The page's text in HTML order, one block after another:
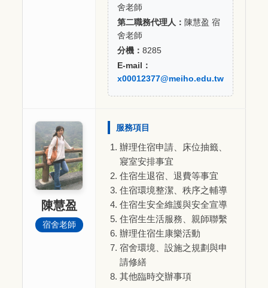
舍老師
第二職務代理人： 陳慧盈 宿
舍老師
分機： 8285
E-mail：
x00012377@meiho.edu.tw
陳慧盈
宿舍老師
服務項目
辦理住宿申請、床位抽籤、
寢室安排事宜
住宿生退宿、退費等事宜
住宿環境整潔、秩序之輔導
住宿生安全維護與安全宣導
住宿生生活服務、親師聯繫
辦理住宿生康樂活動
宿舍環境、設施之規劃與申
請修繕
其他臨時交辦事項